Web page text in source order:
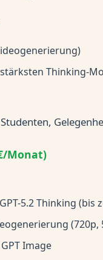
Thinking-
Monat)
5.2 Thinking (bis
(720p,
Image